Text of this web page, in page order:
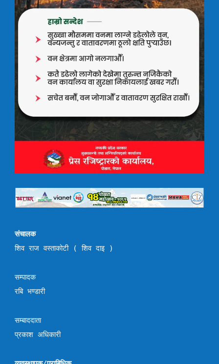
संचालक
शिव राज वस्ताकोटी ( शिव दाइ )
सम्पादक
रबि भण्डारी
सम्बाददाता
प्रकाश अधिकारी